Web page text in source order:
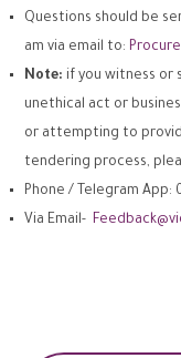
Questions should be
am via email to:
Note: if you witness or
unethical act or
or attempting to
tendering process,
Phone / Telegram App:
Via Email-